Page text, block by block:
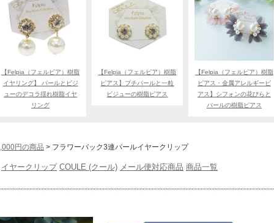
【Felpia（フェルピア）樹脂
イヤリング】 パールとビジ
ューのデコラ揺れ樹脂イヤ
リング
【Felpia（フェルピア）樹脂
ピアス】プチパールと一粒
ビジューの樹脂ピアス
【Felpia（フェルピア）樹脂
ピアス・金属アレルギーピ
アス】シフォンの花びらと
パールの樹脂ピアス
円の商品 > フラワーバック3連パールイヤークリップ
イヤークリップ COULE (クール) メール便対応商品 商品一覧